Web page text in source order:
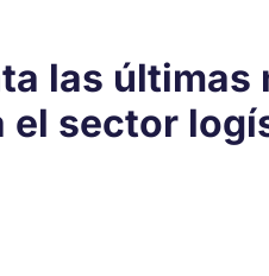
las últimas
sector